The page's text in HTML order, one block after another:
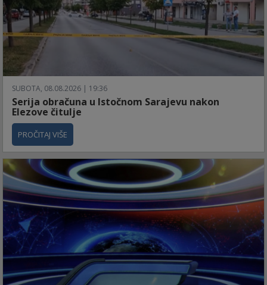
SUBOTA, 08.08.2026 | 19:36
Serija obračuna u Istočnom Sarajevu nakon
Elezove čitulje
PROČITAJ VIŠE